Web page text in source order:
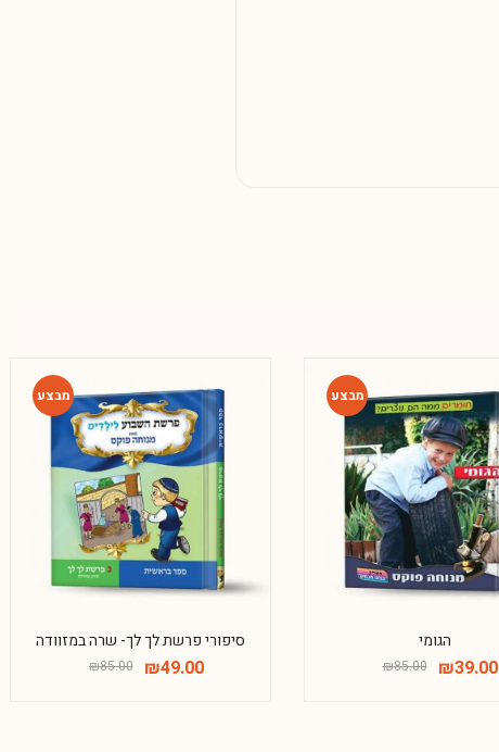
-42%
סיפורי פרשת לך לך- שרה במזוודה
₪85.00 ₪49.00
-54%
הגומי
₪85.00 ₪39.00